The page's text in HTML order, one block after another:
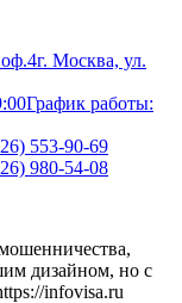
г. Москва, ул.
График работы:
553-90-69
980-54-08
дизайном, но с
infovisa.ru